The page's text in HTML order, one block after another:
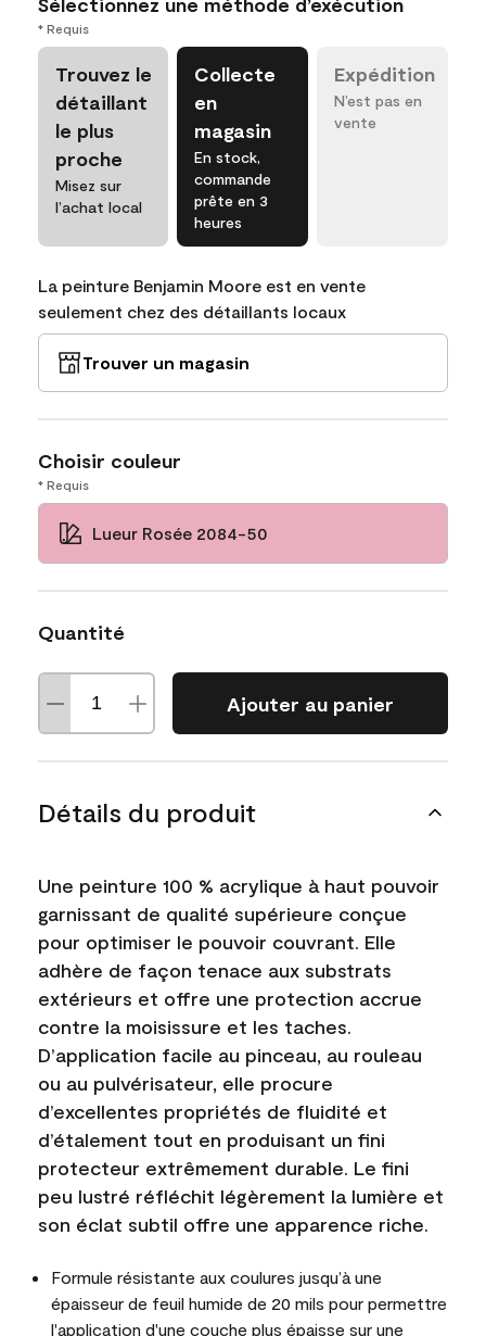
* Requis
Trouvez le
détaillant
le plus
proche
Misez sur
l’achat local
Collecte
en
magasin
En stock,
commande
prête en 3
heures
Expédition
N’est pas en
vente
La peinture Benjamin Moore est en vente
seulement chez des détaillants locaux
Trouver un magasin
Choisir couleur
* Requis
Lueur Rosée 2084-50
Quantité
Ajouter au panier
Détails du produit
Une peinture 100 % acrylique à haut pouvoir
garnissant de qualité supérieure conçue
pour optimiser le pouvoir couvrant. Elle
adhère de façon tenace aux substrats
extérieurs et offre une protection accrue
contre la moisissure et les taches.
D’application facile au pinceau, au rouleau
ou au pulvérisateur, elle procure
d’excellentes propriétés de fluidité et
d’étalement tout en produisant un fini
protecteur extrêmement durable. Le fini
peu lustré réfléchit légèrement la lumière et
son éclat subtil offre une apparence riche.
Formule résistante aux coulures jusqu’à une
épaisseur de feuil humide de 20 mils pour permettre
l'application d'une couche plus épaisse sur une